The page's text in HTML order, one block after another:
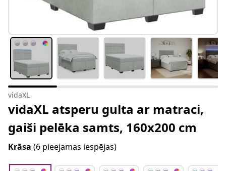
vidaXL
vidaXL atsperu gulta ar matraci,
gaiši pelēka samts, 160x200 cm
Krāsa (6 pieejamas iespējas)